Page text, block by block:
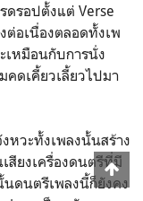
ดรอปตั้งแต่ Verse
ต่อเนื่องตลอดทั้งเพ
เหมือนกับการนั่ง
คดเคี้ยวเลี้ยวไปมา
หวะทั้งเพลงนั้นสร้าง
สียงเครื่องดนตรีที่มี
ดนตรีเพลงนี้ก็ยังคง